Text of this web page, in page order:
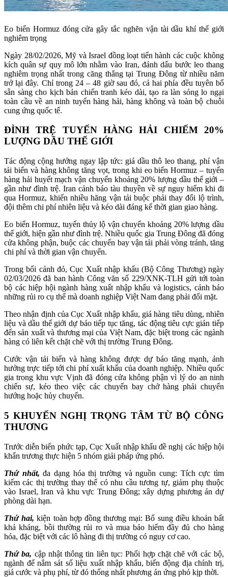
Eo biển Hormuz đóng cửa gây tắc nghẽn vận tài dầu khí thế giới
nghiêm trọng
Ngày 28/02/2026, Mỹ và Israel đồng loạt tiến hành các cuộc không
kích quân sự quy mô lớn nhằm vào Iran, đánh dấu bước leo thang
nghiêm trọng nhất trong căng thẳng tại Trung Đông từ nhiều năm
trở lại đây. Chỉ trong 24 – 48 giờ sau đó, cả hai phía đều tuyên bố
sẵn sàng cho kịch bản chiến tranh kéo dài, tạo ra làn sóng lo ngại
toàn cầu về an ninh tuyến hàng hải, hàng không và toàn bộ chuỗi
cung ứng quốc tế.
ĐÌNH TRỆ TUYẾN HÀNG HẢI CHIẾM 20%
LƯỢNG DẦU THẾ GIỚI
Tác động cộng hưởng ngay lập tức: giá dầu thô leo thang, phí vận
tải biển và hàng không tăng vọt, trong khi eo biển Hormuz – tuyến
hàng hải huyết mạch vận chuyển khoảng 20% lượng dầu thế giới –
gần như đình trệ. Iran cảnh báo tàu thuyền về sự nguy hiểm khi đi
qua Hormuz, khiến nhiều hãng vận tải buộc phải thay đổi lộ trình,
đội thêm chi phí nhiên liệu và kéo dài đáng kể thời gian giao hàng.
Eo biển Hormuz, tuyến thủy lộ vận chuyển khoảng 20% lượng dầu
thế giới, hiện gần như đình trệ. Nhiều quốc gia Trung Đông đã đóng
cửa không phận, buộc các chuyến bay vận tải phải vòng tránh, tăng
chi phí và thời gian vận chuyển.
Trong bối cảnh đó, Cục Xuất nhập khẩu (Bộ Công Thương) ngày
02/03/2026 đã ban hành Công văn số 229/XNK-TLH gửi tới toàn
bộ các hiệp hội ngành hàng xuất nhập khẩu và logistics, cảnh báo
những rủi ro cụ thể mà doanh nghiệp Việt Nam đang phải đối mặt.
Theo nhận định của Cục Xuất nhập khẩu, giá hàng tiêu dùng, nhiên
liệu và dầu thế giới dự báo tiếp tục tăng, tác động tiêu cực gián tiếp
đến sản xuất và thương mại của Việt Nam, đặc biệt trong các ngành
hàng có liên kết chặt chẽ với thị trường Trung Đông.
Cước vận tải biển và hàng không được dự báo tăng mạnh, ảnh
hưởng trực tiếp tới chi phí xuất khẩu của doanh nghiệp. Nhiều quốc
gia trong khu vực Vịnh đã đóng cửa không phận vì lý do an ninh
chiến sự, kéo theo việc các chuyến bay chở hàng phải chuyển
hướng hoặc hủy chuyến.
5 KHUYẾN NGHỊ TRỌNG TÂM TỪ BỘ CÔNG
THƯƠNG
Trước diễn biến phức tạp, Cục Xuất nhập khẩu đề nghị các hiệp hội
khẩn trương thực hiện 5 nhóm giải pháp ứng phó.
Thứ nhất, đa dạng hóa thị trường và nguồn cung: Tích cực tìm
kiếm các thị trường thay thế có nhu cầu tương tự, giảm phụ thuộc
vào Israel, Iran và khu vực Trung Đông; xây dựng phương án dự
phòng dài hạn.
Thứ hai, kiện toàn hợp đồng thương mại: Bổ sung điều khoản bất
khả kháng, bồi thường rủi ro và mua bảo hiểm đầy đủ cho hàng
hóa, đặc biệt với các lô hàng đi thị trường có nguy cơ cao.
Thứ ba, cập nhật thông tin liên tục: Phối hợp chặt chẽ với các bộ,
ngành để nắm sát số liệu xuất nhập khẩu, biến động địa chính trị,
giá cước và phụ phí, từ đó thống nhất phương án ứng phó kịp thời.